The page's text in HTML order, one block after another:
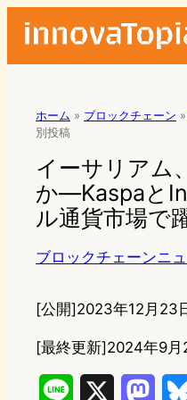
ホーム » ブロックチェーン »
別投稿
イーサリアム
か―Kaspaと
ル通貨市場で
ブロックチェーンニ
[公開]2023年12月23
[最終更新]2024年9